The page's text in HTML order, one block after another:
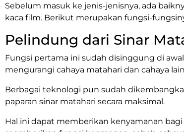
Sebelum masuk ke jenis-jenisnya, ada
kaca film. Berikut merupakan fungsi-
Pelindung dari Sinar
Fungsi pertama ini sudah disinggung di
mengurangi cahaya matahari dan cahaya
Berbagai teknologi pun sudah
paparan sinar matahari secara maksimal.
Hal ini dapat memberikan kenyamanan